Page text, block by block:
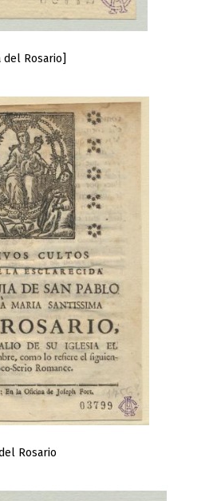
del Rosario]
Rosario